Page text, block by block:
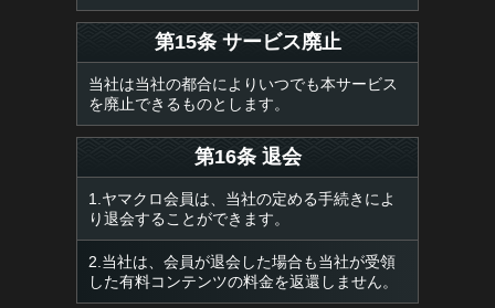
第15条 サービス廃止
当社は当社の都合によりいつでも本サービス
を廃止できるものとします。
第16条 退会
1.ヤマクロ会員は、当社の定める手続きによ
り退会することができます。
2.当社は、会員が退会した場合も当社が受領
した有料コンテンツの料金を返還しません。